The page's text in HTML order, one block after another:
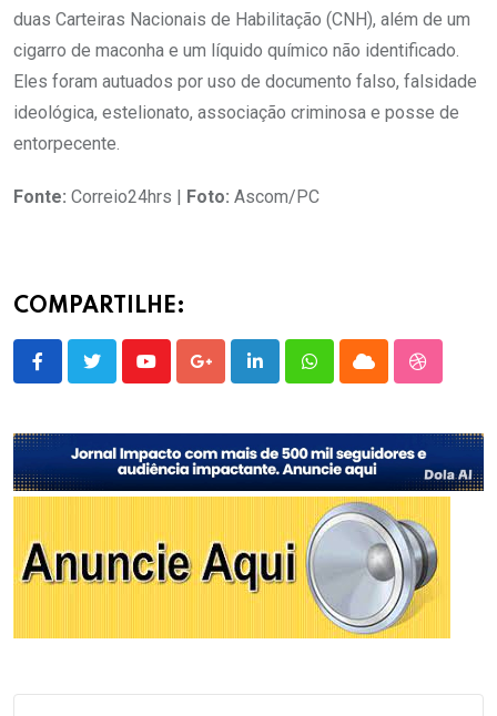
duas Carteiras Nacionais de Habilitação (CNH), além de um
cigarro de maconha e um líquido químico não identificado.
Eles foram autuados por uso de documento falso, falsidade
ideológica, estelionato, associação criminosa e posse de
entorpecente.
Fonte: Correio24hrs | Foto: Ascom/PC
COMPARTILHE:
YoutubeGoogle+LinkedInWhatsappCloud